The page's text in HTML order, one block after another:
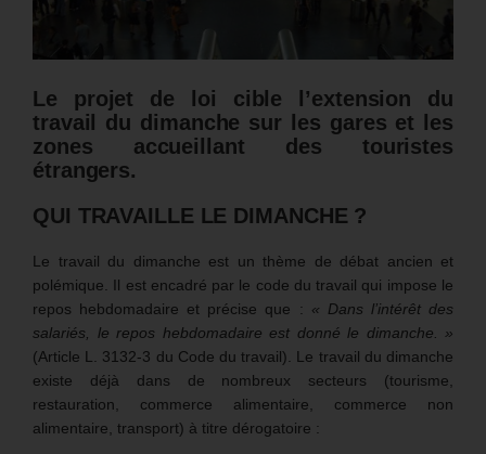
Le projet de loi cible l’extension du
travail du dimanche sur les gares et les
zones accueillant des touristes
étrangers.
QUI TRAVAILLE LE DIMANCHE ?
Le travail du dimanche est un thème de débat ancien et
polémique. Il est encadré par le code du travail qui impose le
repos hebdomadaire et précise que : « Dans l’intérêt des
salariés, le repos hebdomadaire est donné le dimanche. »
(Article L. 3132-3 du Code du travail). Le travail du dimanche
existe déjà dans de nombreux secteurs (tourisme,
restauration, commerce alimentaire, commerce non
alimentaire, transport) à titre dérogatoire :